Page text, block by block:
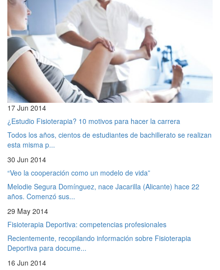
17 Jun 2014
¿Estudio Fisioterapia? 10 motivos para hacer la carrera
Todos los años, cientos de estudiantes de bachillerato se realizan
esta misma p...
30 Jun 2014
“Veo la cooperación como un modelo de vida”
Melodie Segura Domínguez, nace Jacarilla (Alicante) hace 22
años. Comenzó sus...
29 May 2014
Fisioterapia Deportiva: competencias profesionales
Recientemente, recopilando información sobre Fisioterapia
Deportiva para docume...
16 Jun 2014